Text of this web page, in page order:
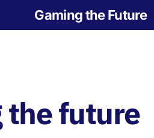
Gaming the Future
the future